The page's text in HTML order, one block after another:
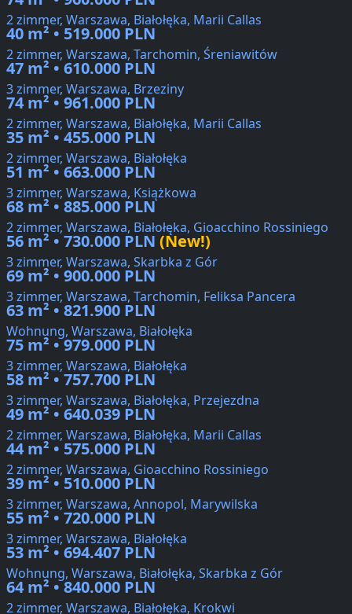
2 zimmer, Warszawa, Białołęka, Marii Callas
40 m² • 519.000 PLN
2 zimmer, Warszawa, Tarchomin, Śreniawitów
47 m² • 610.000 PLN
3 zimmer, Warszawa, Brzeziny
74 m² • 961.000 PLN
2 zimmer, Warszawa, Białołęka, Marii Callas
35 m² • 455.000 PLN
2 zimmer, Warszawa, Białołęka
51 m² • 663.000 PLN
3 zimmer, Warszawa, Książkowa
68 m² • 885.000 PLN
2 zimmer, Warszawa, Białołęka, Gioacchino Rossiniego
56 m² • 730.000 PLN (New!)
3 zimmer, Warszawa, Skarbka z Gór
69 m² • 900.000 PLN
3 zimmer, Warszawa, Tarchomin, Feliksa Pancera
63 m² • 821.900 PLN
Wohnung, Warszawa, Białołęka
75 m² • 979.000 PLN
3 zimmer, Warszawa, Białołęka
58 m² • 757.700 PLN
3 zimmer, Warszawa, Białołęka, Przejezdna
49 m² • 640.039 PLN
2 zimmer, Warszawa, Białołęka, Marii Callas
44 m² • 575.000 PLN
2 zimmer, Warszawa, Gioacchino Rossiniego
39 m² • 510.000 PLN
3 zimmer, Warszawa, Annopol, Marywilska
55 m² • 720.000 PLN
3 zimmer, Warszawa, Białołęka
53 m² • 694.407 PLN
Wohnung, Warszawa, Białołęka, Skarbka z Gór
64 m² • 840.000 PLN
2 zimmer, Warszawa, Białołęka, Krokwi